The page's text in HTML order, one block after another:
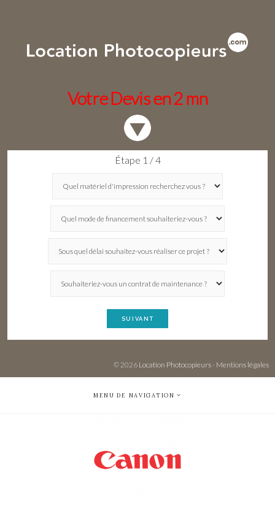
Votre Devis en 2 mn
Étape 1 / 4
SUIVANT
© 2026 Location Photocopieurs- Mentions légales
MENU DE NAVIGATION